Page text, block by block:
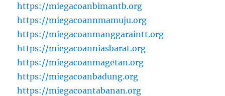
https://miegacoanbimantb.org
https://miegacoannmamuju.org
https://miegacoanmanggaraintt.org
https://miegacoanniasbarat.org
https://miegacoanmagetan.org
https://miegacoanbadung.org
https://miegacoantabanan.org